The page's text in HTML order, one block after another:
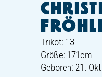
Trikot: 13
Größe: 171cm
Geboren: 21.